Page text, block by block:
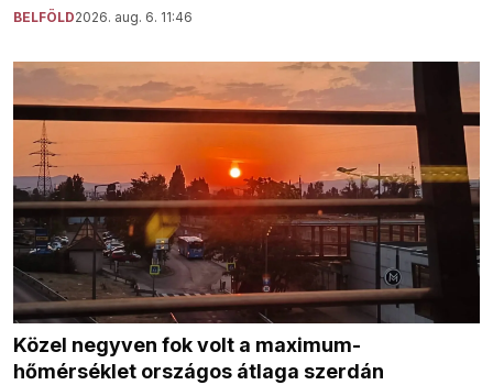
BELFÖLD2026. aug. 6. 11:46
Közel negyven fok volt a maximum-
hőmérséklet országos átlaga szerdán